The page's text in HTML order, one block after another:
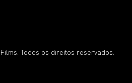
Todos os direitos reservados.